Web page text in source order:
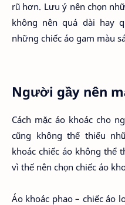
rũ hơn. Lưu ý nên chọn
không nên quá dài hay
những chiếc áo gam màu
Người gầy nên
Cách mặc áo khoác cho
cũng không thể thiếu
khoác chiếc áo không thể
vì thế nên chọn chiếc áo
Áo khoác phao – chiếc áo